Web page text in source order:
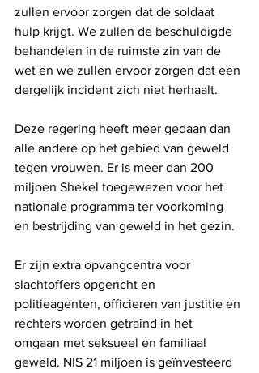
zullen ervoor zorgen dat de soldaat
hulp krijgt. We zullen de beschuldigde
behandelen in de ruimste zin van de
wet en we zullen ervoor zorgen dat een
dergelijk incident zich niet herhaalt.
Deze regering heeft meer gedaan dan
alle andere op het gebied van geweld
tegen vrouwen. Er is meer dan 200
miljoen Shekel toegewezen voor het
nationale programma ter voorkoming
en bestrijding van geweld in het gezin.
Er zijn extra opvangcentra voor
slachtoffers opgericht en
politieagenten, officieren van justitie en
rechters worden getraind in het
omgaan met seksueel en familiaal
geweld. NIS 21 miljoen is geïnvesteerd